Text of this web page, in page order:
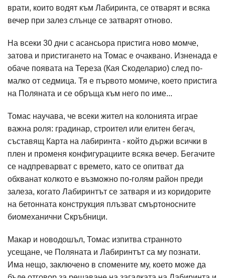
врати, които водят към Лабиринта, се отварят и всяка
вечер при залез слънце се затварят отново.
На всеки 30 дни с асансьора пристига ново момче,
затова и пристигането на Томас е очаквано. Изненада е
обаче появата на Тереза (Кая Скоделарио) след по-
малко от седмица. Тя е първото момиче, което пристига
на Поляната и се обръща към него по име...
Томас научава, че всеки жител на колонията играе
важна роля: градинар, строител или елитен бегач,
съставящ Карта на лабиринта - който държи всички в
плен и променя конфигурациите всяка вечер. Бегачите
се надпреварват с времето, като се опитват да
обхванат колкото е възможно по-голям район преди
залеза, когато Лабиринтът се затваря и из коридорите
на бетонната конструкция плъзват смъртоносните
биомеханични Скръбници.
Макар и новодошъл, Томас изпитва странното
усещане, че Поляната и Лабиринтът са му познати.
Има нещо, заключено в спомените му, което може да